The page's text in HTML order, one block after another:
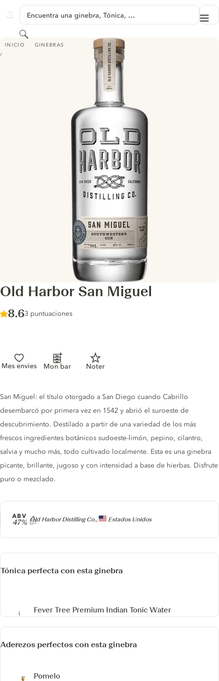
GINVENTORY
Encuentra una ginebra, Tónica, …
Buscar
INICIO GINEBRAS
OLD HARBOR SAN MIGUEL
Old Harbor San Miguel
Score :
8.6/ 10
3 puntuaciones
Mes envies Mon bar Noter
Producer
Old Harbor Distilling Co., Estados Unidos
ABV
47%
Gin description
San Miguel: el título otorgado a San Diego cuando Cabrillo
desembarcó por primera vez en 1542 y abrió el suroeste de
descubrimiento. Destilado a partir de una variedad de los más
frescos ingredientes botánicos sudoeste-limón, pepino, cilantro,
salvia y mucho más, todo cultivado localmente. Esta es una ginebra
picante, brillante, jugoso y con intensidad a base de hierbas. Disfrute
puro o mezclado.
Tónica perfecta con esta ginebra
Fever Tree Premium Indian Tonic Water
Aderezos perfectos con esta ginebra
Pomelo